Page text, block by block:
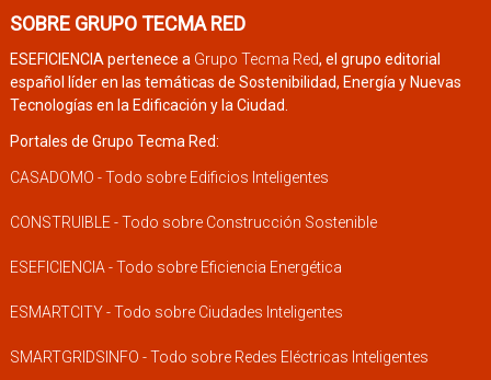
SOBRE GRUPO TECMA RED
ESEFICIENCIA pertenece a Grupo Tecma Red, el grupo editorial
español líder en las temáticas de Sostenibilidad, Energía y Nuevas
Tecnologías en la Edificación y la Ciudad.
Portales de Grupo Tecma Red:
CASADOMO - Todo sobre Edificios Inteligentes
CONSTRUIBLE - Todo sobre Construcción Sostenible
ESEFICIENCIA - Todo sobre Eficiencia Energética
ESMARTCITY - Todo sobre Ciudades Inteligentes
SMARTGRIDSINFO - Todo sobre Redes Eléctricas Inteligentes